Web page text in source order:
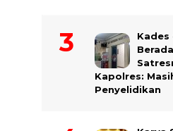
Kades
Kapolres:
Penyelidikan